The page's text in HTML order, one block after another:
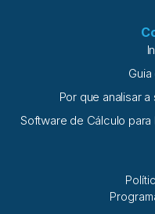
Por que analisar
Software de Cálculo